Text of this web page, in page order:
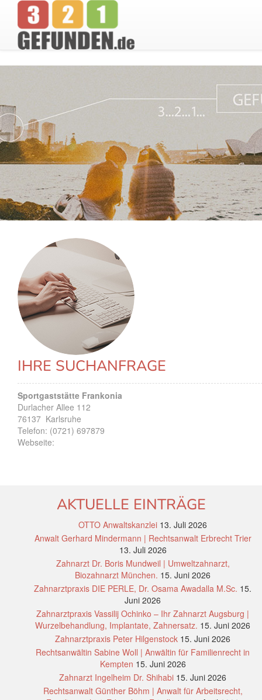
IHRE SUCHANFRAGE
Sportgaststätte Frankonia
Durlacher Allee 112
76137 Karlsruhe
Telefon: (0721) 697879
Webseite:
AKTUELLE EINTRÄGE
OTTO Anwaltskanzlei 13. Juli 2026
Anwalt Gerhard Mindermann | Rechtsanwalt Erbrecht Trier
13. Juli 2026
Zahnarzt Dr. Boris Mundweil | Umweltzahnarzt,
Biozahnarzt München. 15. Juni 2026
Zahnarztpraxis DIE PERLE, Dr. Osama Awadalla M.Sc. 15.
Juni 2026
Zahnarztpraxis Vassilij Ochinko – Ihr Zahnarzt Augsburg |
Wurzelbehandlung, Implantate, Zahnersatz. 15. Juni 2026
Zahnarztpraxis Peter Hilgenstock 15. Juni 2026
Rechtsanwältin Sabine Woll | Anwältin für Familienrecht in
Kempten 15. Juni 2026
Zahnarzt Ingelheim Dr. Shihabi 15. Juni 2026
Rechtsanwalt Günther Böhm | Anwalt für Arbeitsrecht,